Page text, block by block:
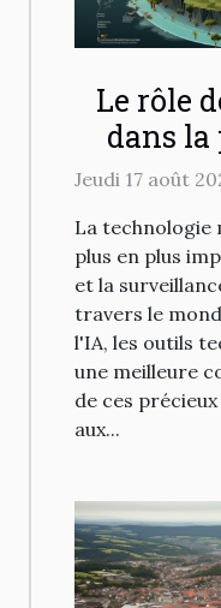
Le rôle
dans la
Jeudi 17 août
La technologie
plus en plus
et la
travers le
l'IA, les outils
une meilleure
de ces
aux...